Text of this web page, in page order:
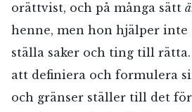
orättvist, och på många sätt
henne, men hon hjälper
ställa saker och ting till
att definiera och formulera
och gränser ställer till det